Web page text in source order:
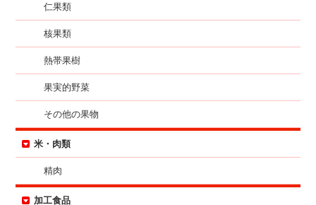
仁果類
核果類
熱帯果樹
果実的野菜
その他の果物
米・肉類
精肉
加工食品